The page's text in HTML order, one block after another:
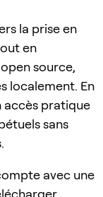
la prise en
en
source,
localement. En
accès pratique
sans
avec une